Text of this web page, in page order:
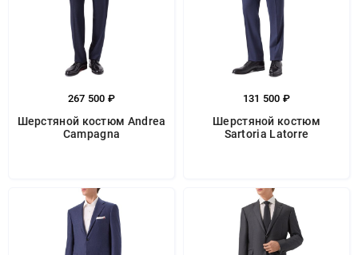
267 500 ₽
Шерстяной костюм Andrea
Campagna
131 500 ₽
Шерстяной костюм
Sartoria Latorre